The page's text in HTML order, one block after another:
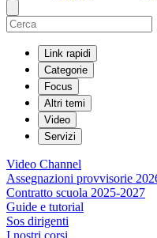
Link rapidi
Categorie
Focus
Altri temi
Video
Servizi
Video Channel
Assegnazioni provvisorie
Contratto scuola 2025-2027
Guide e tutorial
Sos dirigenti
I nostri corsi